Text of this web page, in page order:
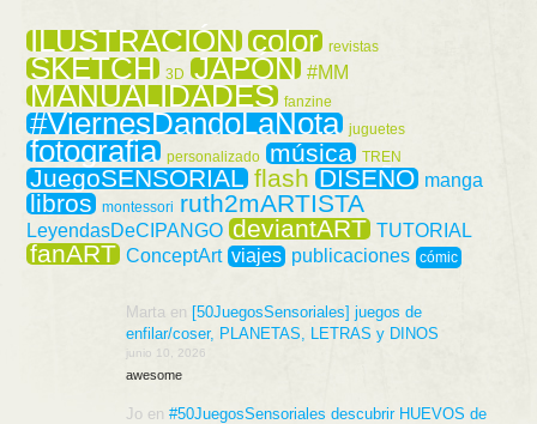
ILUSTRACIÓN color revistas
SKETCH 3D JAPÓN #MM
MANUALIDADES fanzine
#ViernesDandoLaNota juguetes
fotografia personalizado música TREN
JuegoSENSORIAL flash DISEÑO manga
libros montessori ruth2mARTISTA
LeyendasDeCIPANGO deviantART TUTORIAL
fanART ConceptArt viajes publicaciones cómic
Marta en [50JuegosSensoriales] juegos de
enfilar/coser, PLANETAS, LETRAS y DINOS
junio 10, 2026
awesome
Joen #50JuegosSensoriales descubrir HUEVOS de